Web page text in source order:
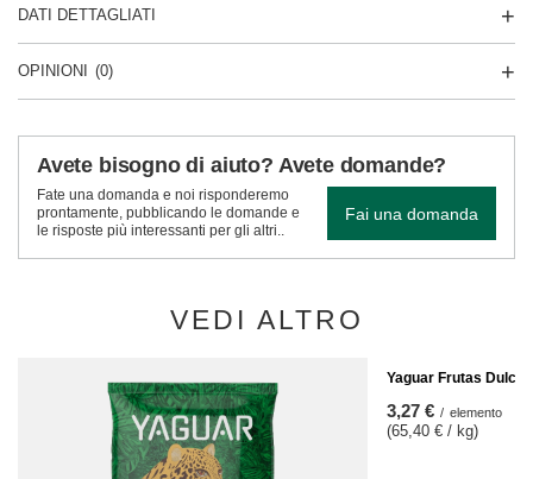
DATI DETTAGLIATI
OPINIONI (0)
Avete bisogno di aiuto? Avete domande?
Fate una domanda e noi risponderemo
prontamente, pubblicando le domande e
le risposte più interessanti per gli altri..
Fai una domanda
VEDI ALTRO
Yaguar Frutas
3,27 € / elemento
(65,40 € / kg)